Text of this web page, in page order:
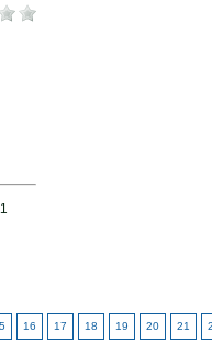
16 17 18 19 20 21